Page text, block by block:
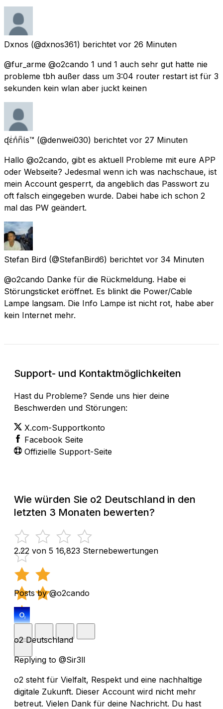
Dxnos (@dxnos361) berichtet vor 26 Minuten
@fur_arme @o2cando 1 und 1 auch sehr gut hatte nie
probleme tbh außer dass um 3:04 router restart ist für 3
sekunden kein wlan aber juckt keinen
ᶑεͥnͣnͫίs™ (@denwei030) berichtet vor 27 Minuten
Hallo @o2cando, gibt es aktuell Probleme mit eure APP
oder Webseite? Jedesmal wenn ich was nachschaue, ist
mein Account gesperrt, da angeblich das Passwort zu
oft falsch eingegeben wurde. Dabei habe ich schon 2
mal das PW geändert.
Stefan Bird (@StefanBird6) berichtet vor 34 Minuten
@o2cando Danke für die Rückmeldung. Habe ei
Störungsticket eröffnet. Es blinkt die Power/Cable
Lampe langsam. Die Info Lampe ist nicht rot, habe aber
kein Internet mehr.
Support- und Kontaktmöglichkeiten
Hast du Probleme? Sende uns hier deine
Beschwerden und Störungen:
X.com-Supportkonto
Facebook Seite
Offizielle Support-Seite
Wie würden Sie o2 Deutschland in den
letzten 3 Monaten bewerten?
2.22 von 5 16,823 Sternebewertungen
Posts by @o2cando
o2 Deutschland
Replying to @Sir3ll
o2 steht für Vielfalt, Respekt und eine nachhaltige
digitale Zukunft. Dieser Account wird nicht mehr
betreut. Vielen Dank für deine Nachricht. Du hast